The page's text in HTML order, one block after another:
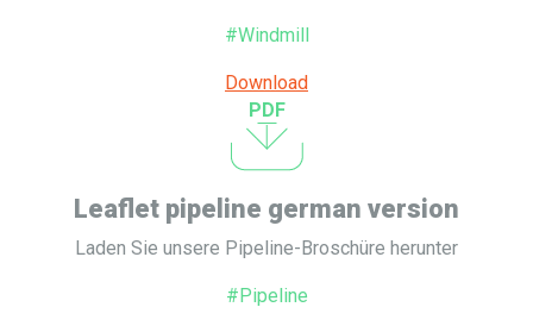
#Windmill
Download
PDF
Leaflet pipeline german version
Laden Sie unsere Pipeline-Broschüre herunter
#Pipeline